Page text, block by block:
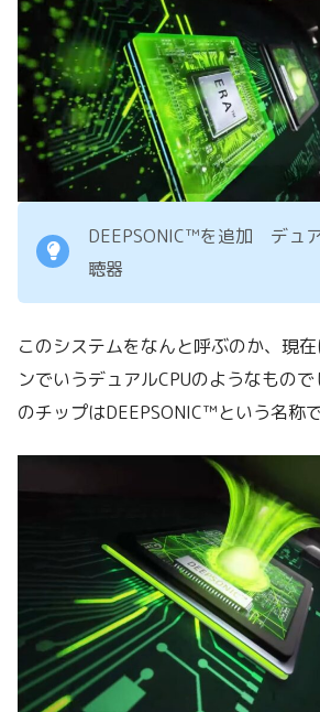
DEEPSONIC™を追加 デュ
聴器
このシステムをなんと呼ぶのか、現
ンでいうデュアルCPUのようなもの
のチップはDEEPSONIC™という名称で